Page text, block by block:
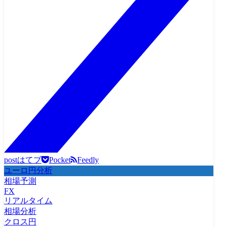
postはてブ Pocket
Feedly
ユーロ円分析
相場予測
FX
リアルタイム
相場分析
クロス円